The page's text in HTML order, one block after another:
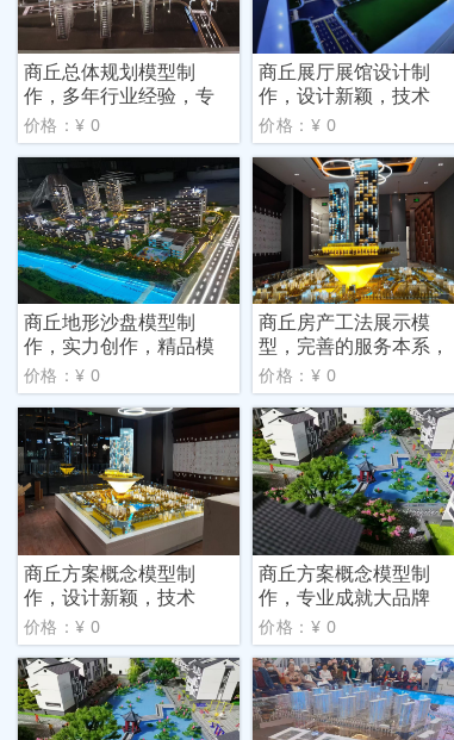
商丘总体规划模型制
作，多年行业经验，专
业的服
价格：¥ 0
商丘展厅展馆设计制
作，设计新颖，技术
精，实力
价格：¥ 0
商丘地形沙盘模型制
作，实力创作，精品模
型
价格：¥ 0
商丘房产工法展示模
型，完善的服务本系，
合理公
价格：¥ 0
商丘方案概念模型制
作，设计新颖，技术
精，实力
价格：¥ 0
商丘方案概念模型制
作，专业成就大品牌
价格：¥ 0